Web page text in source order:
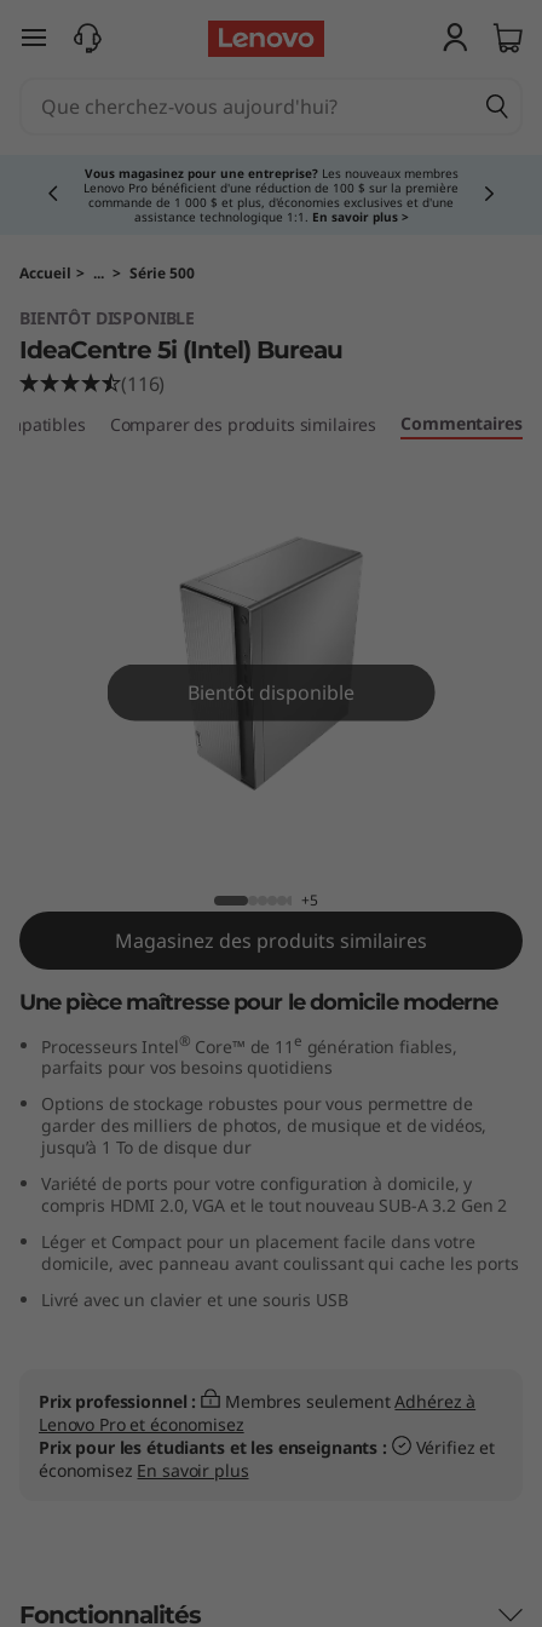
O
a
e
u
u
d
o
e
passer au contenu principal
Vous magasinez pour une entreprise?Les nouveaux membres
Lenovo Pro bénéficient d'une réduction de 100 $ sur la première
commande de 1 000 $ et plus, d'économies exclusives et d'une
assistance technologique 1:1. En savoir plus >
Currently displaying item 3 of 5
Accueil > ... > Série 500
BIENTÔT DISPONIBLE
IdeaCentre 5i (Intel) Bureau
(116)
Comparer des produits similaires Commentaires
Bientôt disponible
+5
Magasinez des produits similaires
Une pièce maîtresse pour le domicile moderne
Processeurs Intel® Core™ de 11 e génération fiables,
parfaits pour vos besoins quotidiens
Options de stockage robustes pour vous permettre de
garder des milliers de photos, de musique et de vidéos,
jusqu’à 1 To de disque dur
Variété de ports pour votre configuration à domicile, y
compris HDMI 2.0, VGA et le tout nouveau SUB-A 3.2 Gen 2
Léger et Compact pour un placement facile dans votre
domicile, avec panneau avant coulissant qui cache les ports
Livré avec un clavier et une souris USB
Prix professionnel : Membres seulementAdhérez à
Lenovo Pro et économisez
Prix pour les étudiants et les enseignants :
Vérifiez et
économisez En savoir plus
Fonctionnalités